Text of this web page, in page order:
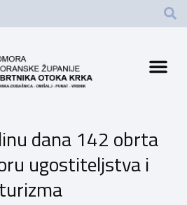
dana 142 obrta
ugostiteljstva i
turizma